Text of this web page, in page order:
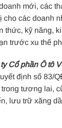
mới, các
các doanh
kỹ năng,
trước xu thế
Cổ phần Ô tô
định số
tương lai,
lưu trữ xăng